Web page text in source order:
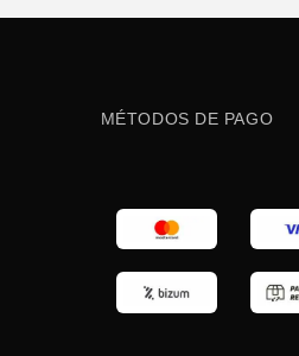
MÉTODOS DE PAGO